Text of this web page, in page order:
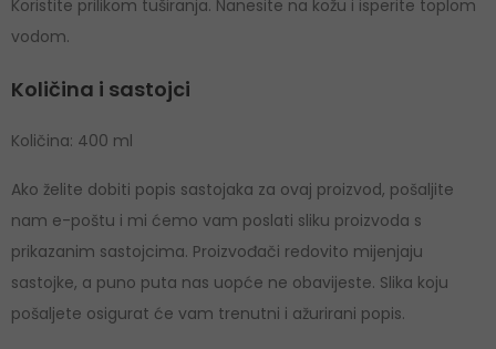
Koristite prilikom tuširanja. Nanesite na kožu i isperite toplom
vodom.
Količina i sastojci
Količina: 400 ml
Ako želite dobiti popis sastojaka za ovaj proizvod, pošaljite
nam e-poštu i mi ćemo vam poslati sliku proizvoda s
prikazanim sastojcima. Proizvođači redovito mijenjaju
sastojke, a puno puta nas uopće ne obavijeste. Slika koju
pošaljete osigurat će vam trenutni i ažurirani popis.